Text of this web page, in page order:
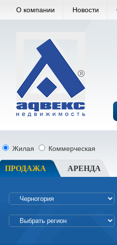
О компании Новости
Жилая Коммерческая
ПРОДАЖА АРЕНДА